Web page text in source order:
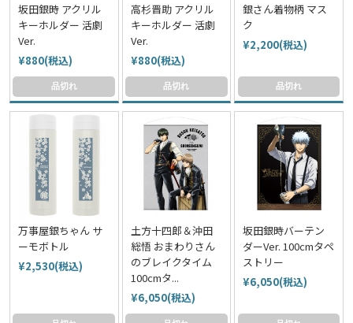
坂田銀時 アクリル
キーホルダー 活劇
Ver.
¥880(税込)
品切れ
高杉晋助 アクリル
キーホルダー 活劇
Ver.
¥880(税込)
品切れ
銀さん着物柄 マス
ク
¥2,200(税込)
品切れ
万事屋銀ちゃん サ
ーモボトル
¥2,530(税込)
土方十四郎＆沖田
総悟 おまわりさん
のブレイクタイム
100cmタ...
¥6,050(税込)
坂田銀時バーテン
ダーVer. 100cmタペ
ストリー
¥6,050(税込)